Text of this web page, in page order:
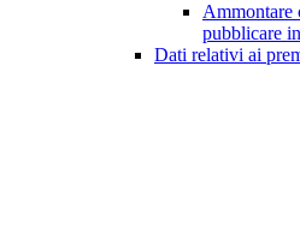
Ammontare
pubblicare
Dati relativi ai